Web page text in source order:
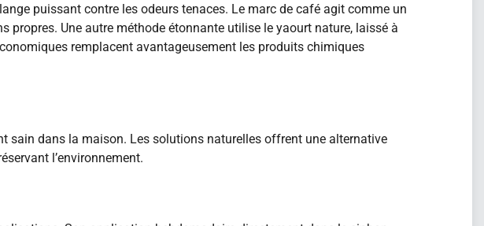
puissant contre les odeurs tenaces. Le marc de café agit comme un
Une autre méthode étonnante utilise le yaourt nature, laissé à
remplacent avantageusement les produits chimiques
sain dans la maison. Les solutions naturelles offrent une alternative
l’environnement.